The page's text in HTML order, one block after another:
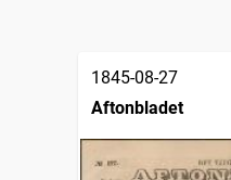
1845-08-27
Aftonbladet